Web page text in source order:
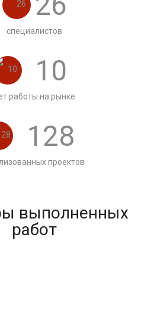
специалистов
10
работы на рынке
128
проектов
выполненных
работ